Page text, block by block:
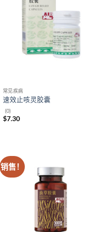
常见疾病
速效止咳灵胶囊
(0)
$7.30
销售！